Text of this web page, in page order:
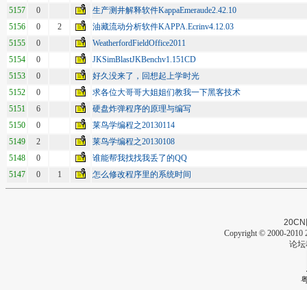
5157
0
生产测井解释软件KappaEmeraude2.42.10
5156
0 2
油藏流动分析软件KAPPA.Ecrinv4.12.03
5155
0
WeatherfordFieldOffice2011
5154
0
JKSimBlastJKBenchv1.151CD
5153
0
好久没来了，回想起上学时光
5152
0
求各位大哥哥大姐姐们教我一下黑客技术
5151
6
硬盘炸弹程序的原理与编写
5150
0
莱鸟学编程之20130114
5149
2
莱鸟学编程之20130108
5148
0
谁能帮我找找我丢了的QQ
5147
0 1 怎么修改程序里的系统时间
20CN
Copyright © 2000-2010
论